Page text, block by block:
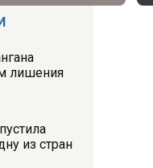
лишения
из стран